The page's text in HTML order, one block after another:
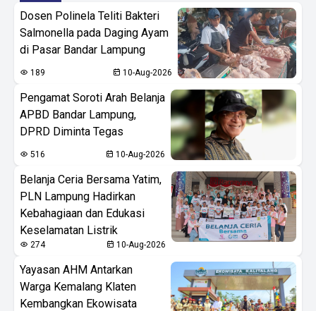
Dosen Polinela Teliti Bakteri
Salmonella pada Daging Ayam
di Pasar Bandar Lampung
189 10-Aug-2026
Pengamat Soroti Arah Belanja
APBD Bandar Lampung,
DPRD Diminta Tegas
516 10-Aug-2026
Belanja Ceria Bersama Yatim,
PLN Lampung Hadirkan
Kebahagiaan dan Edukasi
Keselamatan Listrik
274 10-Aug-2026
Yayasan AHM Antarkan
Warga Kemalang Klaten
Kembangkan Ekowisata